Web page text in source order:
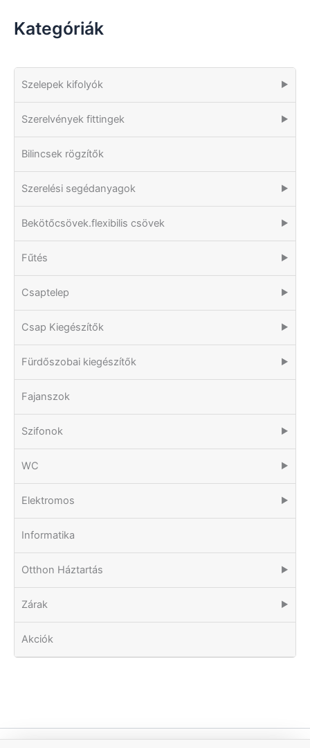
Kategóriák
Szelepek kifolyók ▶
Szerelvények fittingek ▶
Bilincsek rögzítők
Szerelési segédanyagok ▶
Bekötőcsövek.flexibilis csövek ▶
Fűtés ▶
Csaptelep ▶
Csap Kiegészítők ▶
Fürdőszobai kiegészítők ▶
Fajanszok
Szifonok ▶
WC ▶
Elektromos ▶
Informatika
Otthon Háztartás ▶
Zárak ▶
Akciók